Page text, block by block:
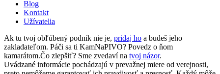
Blog
Kontakt
Užívatelia
Ak tu tvoj obľúbený podnik nie je, pridaj ho a budeš jeho
zakladateľom. Páči sa ti KamNaPIVO? Povedz o ňom
kamarátom.Čo zlepšiť? Sme zvedaví na tvoj názor.
Uvádzané informácie pochádzajú v prevažnej miere od verejnosti,